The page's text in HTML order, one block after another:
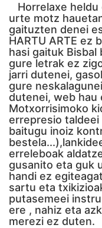
Horrelaxe heldu
urte motz
gaituzten denei
HARTU ARTE ez
hasi gaituk Bisbal
gure letrak ez
jarri dutenei,
gure
dutenei, web hau
Motxorrisimoko
errepresio
baitugu inoiz
erreleboak
gusanito eta guk
handi ez
sartu eta
putasemeei
ere , nahiz eta
merezi ez duten.